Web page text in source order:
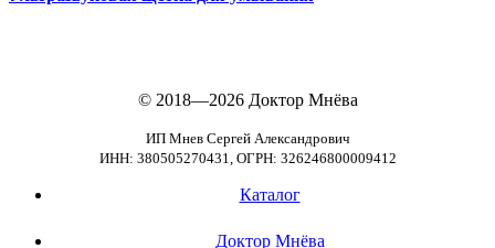
© 2018—2026Доктор Мнёва
ИП Мнев Сергей Александрович
ИНН: 380505270431, ОГРН: 326246800009412
Каталог
Доктор Мнёва